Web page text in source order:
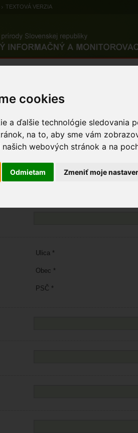
cookies
a ďalšie technológie sledovania
na to, aby sme vám
našich webových stránok a na
Odmietam Zmeniť moje
TEXTOVÁ VERZIA
Políčka označené * sú
Ulica *
Obec *
PSČ *